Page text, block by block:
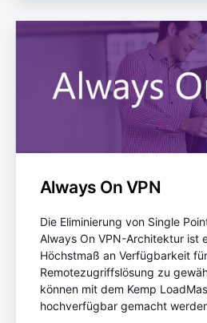
Always On VPN
Die Eliminierung von Single
Always On VPN-Architektur ist
Höchstmaß an Verfügbarkeit
Remotezugriffslösung zu
können mit dem Kemp
hochverfügbar gemacht